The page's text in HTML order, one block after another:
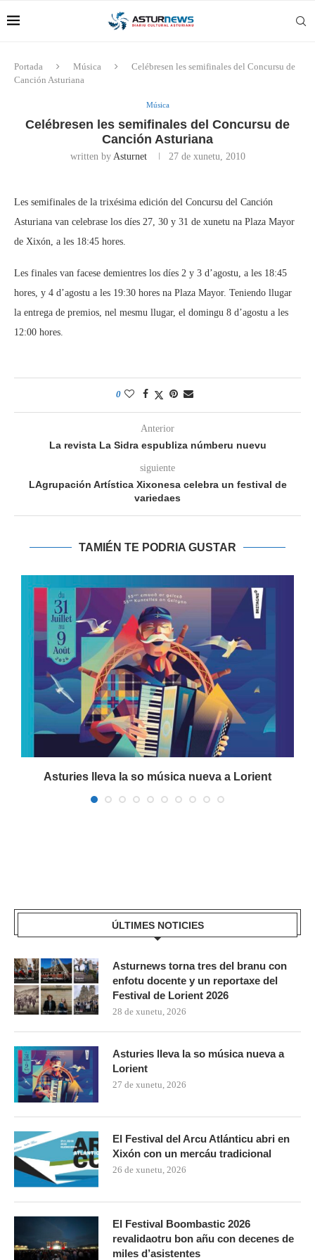
Portada Música
Celébresen les semifinales del Concursu de
Canción Asturiana
Música
Celébresen les semifinales del Concursu de
Canción Asturiana
written by Asturnet 27 de xunetu, 2010
Les semifinales de la trixésima edición del Concursu del Canción
Asturiana van celebrase los díes 27, 30 y 31 de xunetu na Plaza Mayor
de Xixón, a les 18:45 hores.
Les finales van facese demientres los díes 2 y 3 d’agostu, a les 18:45
hores, y 4 d’agostu a les 19:30 hores na Plaza Mayor. Teniendo llugar
la entrega de premios, nel mesmu llugar, el domingu 8 d’agostu a les
12:00 hores.
0
Anterior
La revista La Sidra espubliza númberu nuevu
siguiente
LAgrupación Artística Xixonesa celebra un festival de
variedaes
TAMIÉN TE PODRIA GUSTAR
Asturies lleva la so música nueva a Lorient
ÚLTIMES NOTICIES
Asturnews torna tres del branu con
enfotu docente y un reportaxe del
Festival de Lorient 2026
28 de xunetu, 2026
Asturies lleva la so música nueva a
Lorient
27 de xunetu, 2026
El Festival del Arcu Atlánticu abri en
Xixón con un mercáu tradicional
26 de xunetu, 2026
El Festival Boombastic 2026
revalidaotru bon añu con decenes de
miles d’asistentes